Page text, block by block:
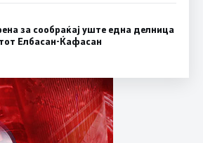
за сообраќај уште една делница
Елбасан-Ќафасан